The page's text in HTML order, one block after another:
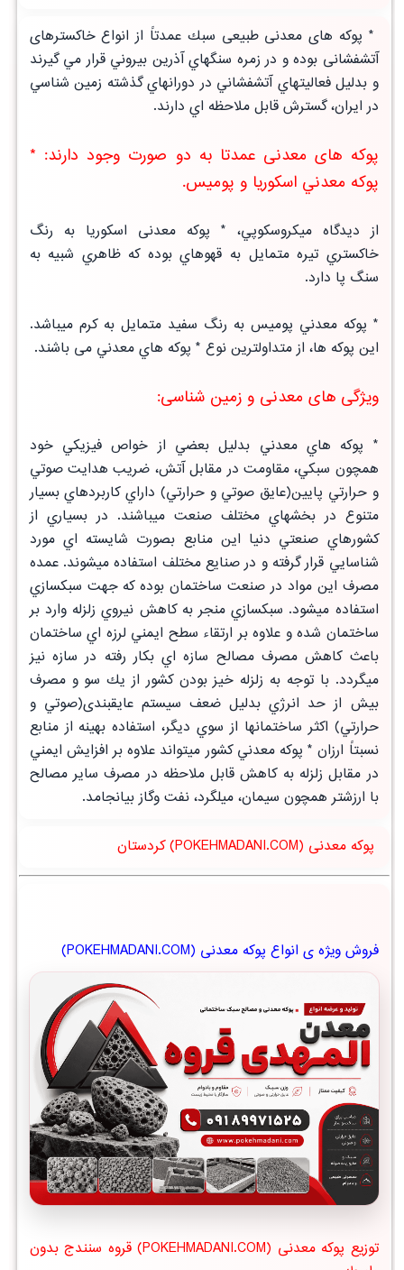
* پوكه های معدنی طبيعی سبك عمدتاً از انواع خاکسترهای
آتشفشانی بوده و در زمره سنگهاي آذرين بيروني قرار مي گيرند
و بدليل فعاليتهاي آتشفشاني در دورانهاي گذشته زمين شناسي
در ايران، گسترش قابل ملاحظه اي دارند.
پوکه های معدنی عمدتا به دو صورت وجود دارند: *
پوكه معدني اسكوريا و پوميس.
از ديدگاه میكروسكوپي، * پوكه معدنی اسكوريا به رنگ
خاكستري تيره متمايل به قهوهاي بوده كه ظاهري شبيه به
سنگ پا دارد.
* پوكه معدني پوميس به رنگ سفيد متمايل به كرم ميباشد.
اين پوکه ها، از متداولترين نوع * پوكه هاي معدني می باشند.
ویژگی های معدنی و زمین شناسی:
* پوكه هاي معدني بدليل بعضي از خواص فيزيكي خود
همچون سبكي، مقاومت در مقابل آتش، ضريب هدايت صوتي
و حرارتي پايين(عايق صوتي و حرارتي) داراي كاربردهاي بسيار
متنوع در بخشهاي مختلف صنعت ميباشند. در بسياري از
كشورهاي صنعتي دنيا اين منابع بصورت شايسته اي مورد
شناسايي قرار گرفته و در صنايع مختلف استفاده ميشوند. عمده
مصرف اين مواد در صنعت ساختمان بوده كه جهت سبكسازي
استفاده ميشود. سبكسازي منجر به كاهش نيروي زلزله وارد بر
ساختمان شده و علاوه بر ارتقاء سطح ايمني لرزه اي ساختمان
باعث كاهش مصرف مصالح سازه اي بكار رفته در سازه نيز
ميگردد. با توجه به زلزله خيز بودن كشور از يك سو و مصرف
بيش از حد انرژي بدليل ضعف سيستم عايقبندی(صوتي و
حرارتي) اكثر ساختمانها از سوي ديگر، استفاده بهينه از منابع
نسبتاً ارزان * پوكه معدني كشور ميتواند علاوه بر افزايش ايمني
در مقابل زلزله به كاهش قابل ملاحظه در مصرف ساير مصالح
با ارزشتر همچون سيمان، ميلگرد، نفت وگاز بيانجامد.
پوکه معدنی (POKEHMADANI.COM) کردستان
فروش ویژه ی انواع پوکه معدنی (POKEHMADANI.COM)
توزیع پوکه معدنی (POKEHMADANI.COM) قروه سنندج بدون